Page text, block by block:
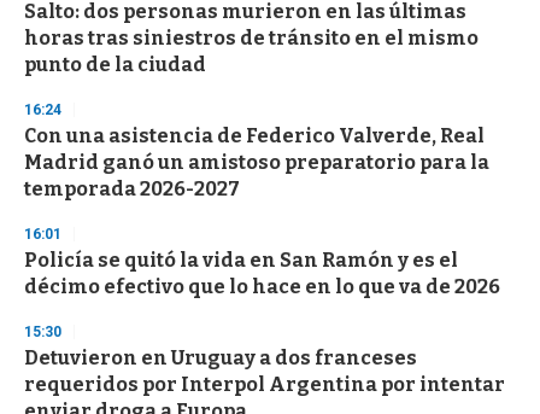
c
o
n
d
Salto: dos personas murieron en las últimas
horas tras siniestros de tránsito en el mismo
punto de la ciudad
16:24
Con una asistencia de Federico Valverde, Real
Madrid ganó un amistoso preparatorio para la
temporada 2026-2027
16:01
Policía se quitó la vida en San Ramón y es el
décimo efectivo que lo hace en lo que va de 2026
15:30
Detuvieron en Uruguay a dos franceses
requeridos por Interpol Argentina por intentar